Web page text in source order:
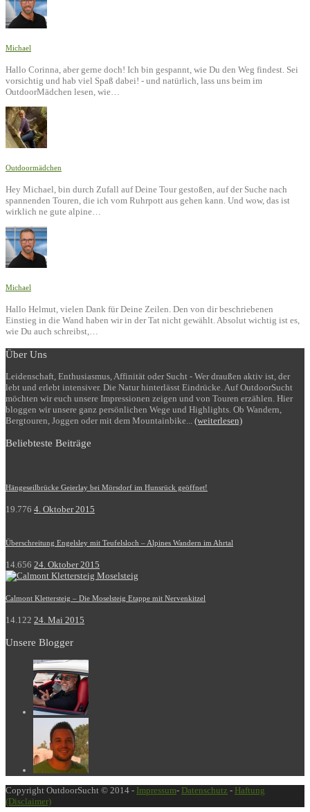
Michael
Hallo Corinna, aber gerne doch! Ich bin gespannt, wie Du den Weg findest. Sei
vorsichtig und hab viel Spaß dabei! - und natürlich, lass uns beim im
OutdoorMädchen lesen, wie…
Outdoormädchen
Hey Michael, bin durch Zufall auf Deine Tour gestoßen, auf der Suche nach
spannenden Touren, die ich vom Ruhrpott aus gehen kann. Und wow, das ist
wirklich ne gute alpine…
Michael
Hallo Helmut, vielen Dank für Deine Zeilen. Den von dir beschriebenen
Einstieg in die Wand haben wir in der Tat nicht gewählt. Absolut wichtig ist es,
wie Du auch schreibst,…
Über Uns
Leidenschaft, Enthusiasmus, Affinität oder Sucht - Wer draußen aktiv ist, der
lebt und erlebt intensiver. Die Natur hinterlässt Eindrücke. Auf OutdoorSucht
möchten wir euch unsere Impressionen zeigen und von Touren erzählen. Hier
bloggen wir unsere ganz persönlichen Wege und Highlights. Ob Wandern,
Bergtouren, Joggen oder mit dem Mountainbike... (weiterlesen)
Beliebteste Beiträge
Hängeseilbrücke Geierlay bei Mörsdorf im Hunsrück geöffnet!
19.776 4. Oktober 2015
Überschreitung Engelsley mit Teufelsloch – Alpines Wandern im Ahrtal
14.656 24. Oktober 2015
Calmont Klettersteig – Die Moselsteig Etappe mit Nervenkitzel
14.122 24. Mai 2015
Unsere Blogger
Copyright OutdoorSucht © 2014 - Impressum- Datenschutz - Haftung
(Disclaimer)